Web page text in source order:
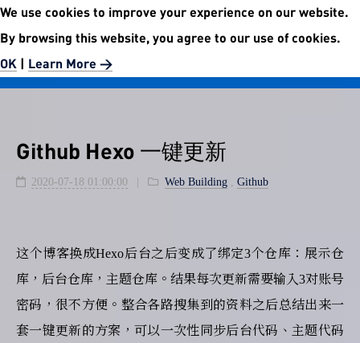
We use cookies to improve your experience on our website.
By browsing this website, you agree to our use of cookies.
OK
Learn More >
No.5972 Publishment Website
Github Hexo 一键更新
2020-07-18 01:00:00 Web Building , Github
这个博客换成Hexo后台之后变成了绑定3个仓库：展示仓
库，后台仓库，主题仓库。结果每次更新需要输入3对账号
密码，很不方便。整合各路搜集到的资料之后总结出来一
套一键更新的方案，可以一次性同步后台代码、主题代码